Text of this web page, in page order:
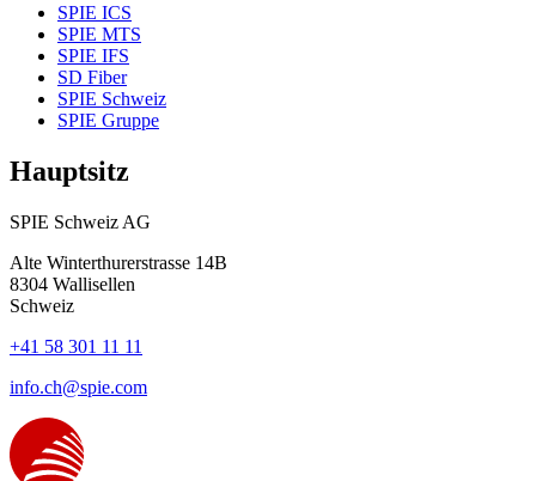
SPIE ICS
SPIE MTS
SPIE IFS
SD Fiber
SPIE Schweiz
SPIE Gruppe
Hauptsitz
SPIE Schweiz AG
Alte Winterthurerstrasse 14B
8304 Wallisellen
Schweiz
+41 58 301 11 11
info.ch@spie.com